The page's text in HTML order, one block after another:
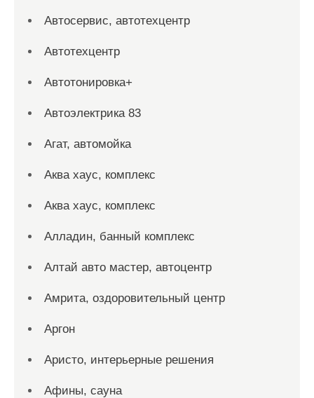
Автосервис, автотехцентр
Автотехцентр
Автотонировка+
Автоэлектрика 83
Агат, автомойка
Аква хаус, комплекс
Аква хаус, комплекс
Алладин, банный комплекс
Алтай авто мастер, автоцентр
Амрита, оздоровительный центр
Аргон
Аристо, интерьерные решения
Афины, сауна